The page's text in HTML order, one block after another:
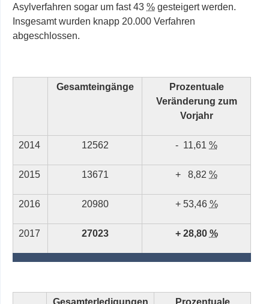
Asylverfahren sogar um fast 43 % gesteigert werden.
Insgesamt wurden knapp 20.000 Verfahren
abgeschlossen.
Gesamteingänge
Prozentuale
Veränderung zum
Vorjahr
2014 12562 - 11,61 %
2015 13671 + 8,82 %
2016 20980 + 53,46 %
2017 27023 + 28,80 %
Gesamterledigungen
Prozentuale